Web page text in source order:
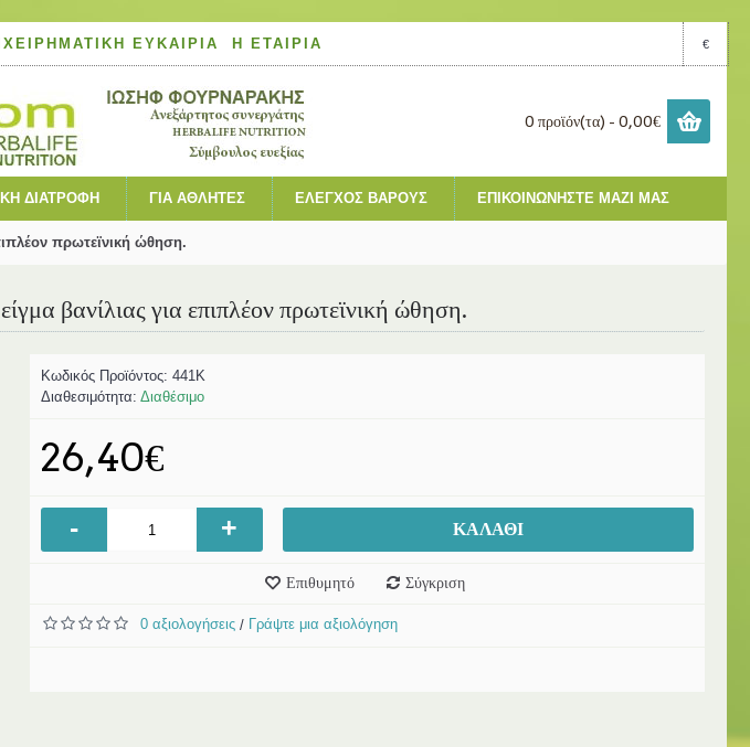
ΕΥΚΑΙΡΊΑ Η ΕΤΑΙΡΊΑ €
0 προϊόν(τα) - 0,00€
ΔΙΑΤΡΟΦΉ ΓΙΑ ΑΘΛΗΤΈΣ ΈΛΕΓΧΟΣ ΒΆΡΟΥΣ ΕΠΙΚΟΙΝΩΝΉΣΤΕ ΜΑΖΊ ΜΑΣ
πρωτεϊνική ώθηση.
βανίλιας για επιπλέον πρωτεϊνική ώθηση.
Κωδικός Προϊόντος: 441K
Διαθεσιμότητα: Διαθέσιμο
26,40€
- + ΚΑΛΆΘΙ
Επιθυμητό Σύγκριση
0 αξιολογήσεις / Γράψτε μια αξιολόγηση